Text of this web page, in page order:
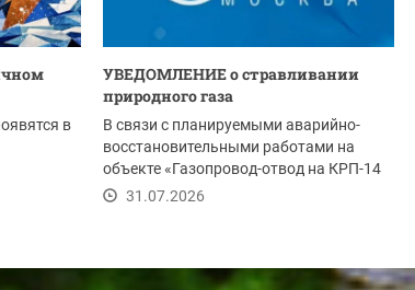
в
УВЕДОМЛЕНИЕ о стравливании
природного газа
В связи с планируемыми аварийно-
восстановительными работами на
объекте «Газопровод-отвод на КРП-14
Ду-1020 мм 2-я...
31.07.2026